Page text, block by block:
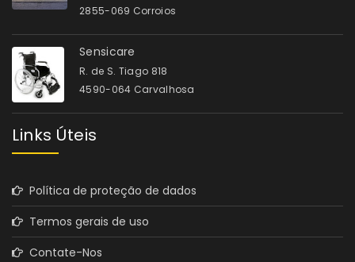
2855-069 Corroios
Sensicare
R. de S. Tiago 818
4590-064 Carvalhosa
Links Úteis
Política de proteção de dados
Termos gerais de uso
Contate-Nos